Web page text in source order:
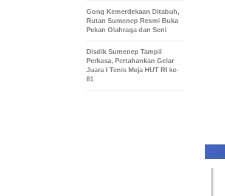
Gong Kemerdekaan Ditabuh,
Rutan Sumenep Resmi Buka
Pekan Olahraga dan Seni
Disdik Sumenep Tampil
Perkasa, Pertahankan Gelar
Juara I Tenis Meja HUT RI ke-
81